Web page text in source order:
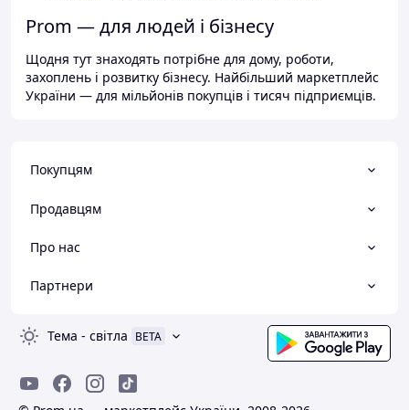
Prom — для людей і бізнесу
Щодня тут знаходять потрібне для дому, роботи,
захоплень і розвитку бізнесу. Найбільший маркетплейс
України — для мільйонів покупців і тисяч підприємців.
Покупцям
Продавцям
Про нас
Партнери
Тема - світла BETA